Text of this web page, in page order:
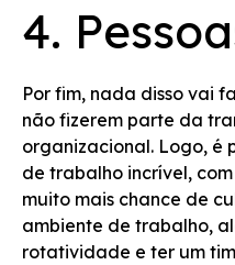
4.
Por fim, nada disso vai
não fizerem parte da
organizacional. Logo, é
de trabalho incrível, com
muito mais chance de
ambiente de trabalho,
rotatividade e ter um